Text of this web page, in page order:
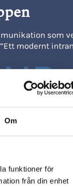
Om
funktioner för
från din enhet
som
modernt